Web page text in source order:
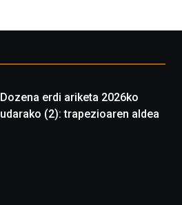
Dozena erdi ariketa 2026ko
udarako (2): trapezioaren aldea